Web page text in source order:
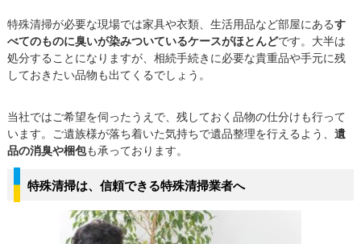
特殊清掃が必要な現場では家具や衣類、生活用品など部屋にあるす
べてのものに臭いが染みついているケースがほとんどです。大半は
処分することになりますが、相続手続きに必要な貴重品や手元に残
しておきたい品物も出てくるでしょう。
当社ではご希望を伺ったうえで、残しておく品物の仕分けも行って
います。ご遺族様が落ち着いた気持ちで遺品整理を行えるよう、 遺
品の消臭や梱包も承っております。
特殊清掃は、信頼できる特殊清掃業者へ